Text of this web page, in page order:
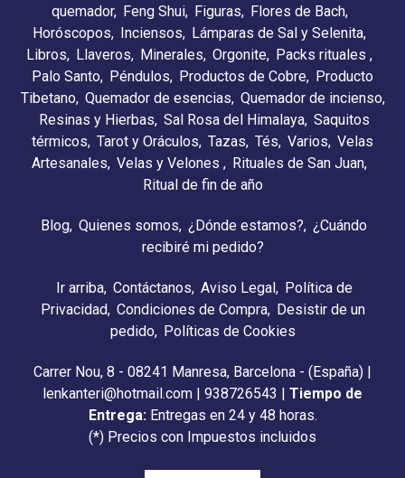
quemador
Feng Shui Figuras
Flores de Bach
Horóscopos
Inciensos
Lámparas de Sal y Selenita
Libros
Llaveros Minerales Orgonite Packs rituales
Palo Santo Péndulos Productos de Cobre Producto
Tibetano Quemador de esencias Quemador de incienso
Resinas y Hierbas Sal Rosa del Himalaya Saquitos
térmicos Tarot y Oráculos Tazas Tés Varios Velas
Artesanales Velas y Velones
Rituales de San Juan
Ritual de fin de año
Blog Quienes somos ¿Dónde estamos?
¿Cuándo
recibiré mi pedido?
Ir arriba Contáctanos Aviso Legal
Política de
Privacidad Condiciones de Compra
Desistir de un
pedido
Políticas de Cookies
Carrer Nou, 8 - 08241 Manresa, Barcelona - (España) |
lenkanteri@hotmail.com | 938726543 | Tiempo de
Entrega: Entregas en 24 y 48 horas.
(*) Precios con Impuestos incluidos